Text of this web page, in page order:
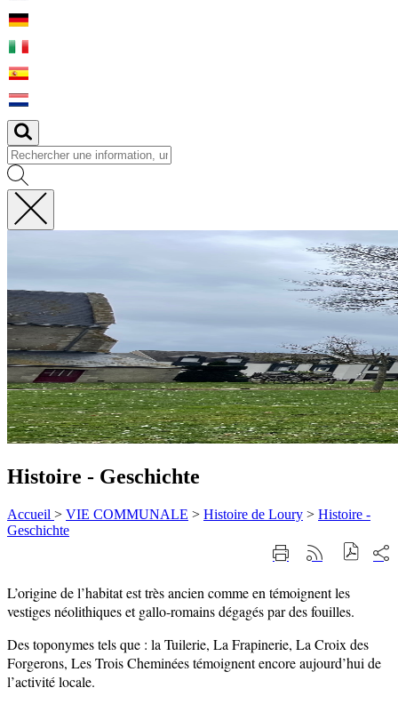
Fermer
Histoire - Geschichte
Accueil > VIE COMMUNALE > Histoire de Loury > Histoire -
Geschichte
ImprimerGénérer
RSS
sur
L’origine de l’habitat est très ancien comme en témoignent les
vestiges néolithiques et gallo-romains dégagés par des fouilles.
Des toponymes tels que : la Tuilerie, La Frapinerie, La Croix des
Forgerons, Les Trois Cheminées témoignent encore aujourd’hui de
l’activité locale.